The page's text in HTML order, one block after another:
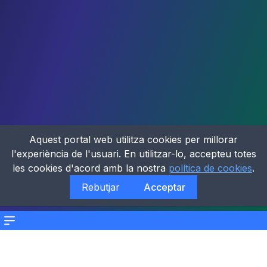
Menu
Aquest portal web utilitza cookies per millorar
l'experiència de l'usuari. En utilitzar-lo, accepteu totes
les cookies d'acord amb la nostra política de cookies.
Rebutjar
Acceptar